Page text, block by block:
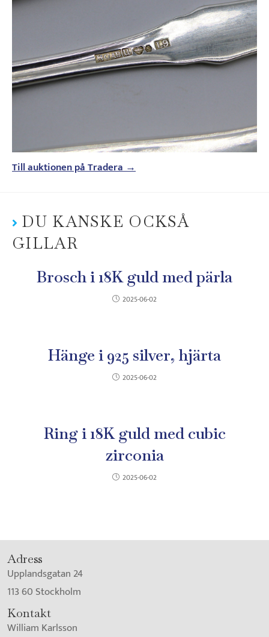
Till auktionen på Tradera →
DU KANSKE OCKSÅ
GILLAR
Brosch i 18K guld med pärla
2025-06-02
Hänge i 925 silver, hjärta
2025-06-02
Ring i 18K guld med cubic
zirconia
2025-06-02
Adress
Upplandsgatan 24
113 60 Stockholm
Kontakt
William Karlsson